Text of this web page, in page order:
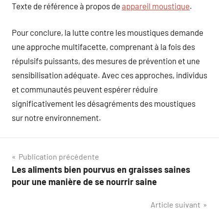
Texte de référence à propos de appareil moustique.
Pour conclure, la lutte contre les moustiques demande
une approche multifacette, comprenant à la fois des
répulsifs puissants, des mesures de prévention et une
sensibilisation adéquate. Avec ces approches, individus
et communautés peuvent espérer réduire
significativement les désagréments des moustiques
sur notre environnement.
Navigation
de
Publication précédente
Les aliments bien pourvus en graisses saines
pour une manière de se nourrir saine
Article suivant